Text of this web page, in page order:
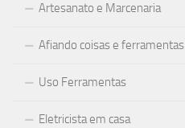
Artesanato e Marcenaria
Afiando coisas e ferramentas
Uso Ferramentas
Eletricista em casa